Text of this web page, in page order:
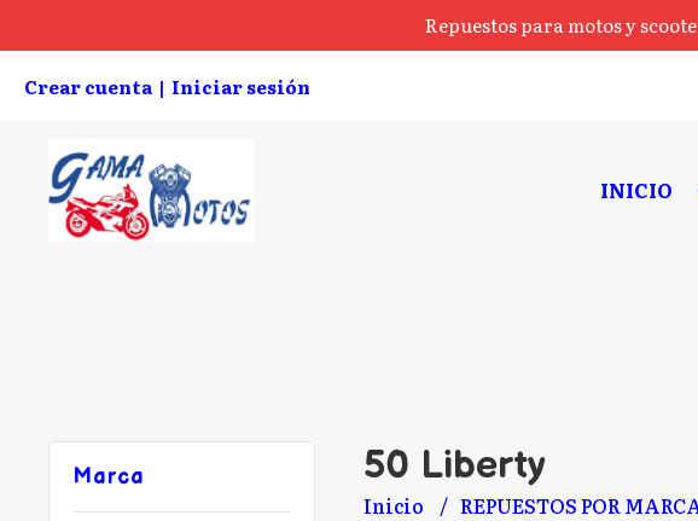
Repuestos para motos y
Crear cuenta | Iniciar sesión
INICIO
Marca 50 Liberty
Inicio REPUESTOS POR